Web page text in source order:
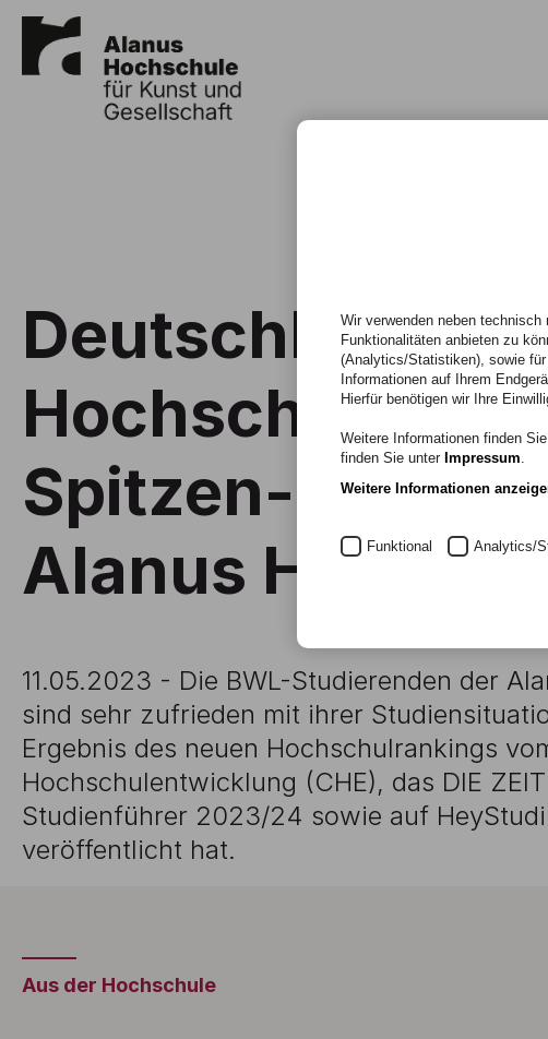
Deutschlands
Spitzen-
Alanus
11.05.2023 - Die BWL-Studierenden der
sind sehr zufrieden mit ihrer
Ergebnis des neuen Hochschulrankings
Hochschulentwicklung (CHE), das DIE
Studienführer 2023/24 sowie auf
veröffentlicht hat.
Aus der Hochschule
Wir verwenden neben
Funktionalitäten anbieten zu
(Analytics/Statistiken), sowie
Informationen auf Ihrem
Hierfür benötigen wir Ihre
Weitere Informationen finden
finden Sie unter Impressum.
Weitere Informationen
Funktional Analytics/